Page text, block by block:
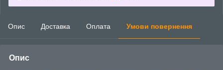
Опис Доставка Оплата Умови повернення
Опис